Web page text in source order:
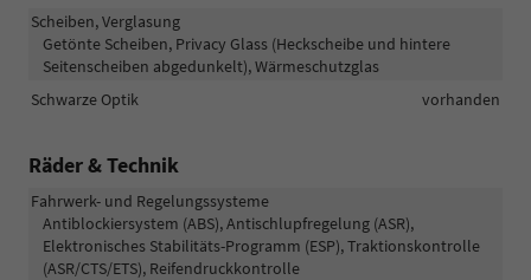
Scheiben, Verglasung
Getönte Scheiben, Privacy Glass (Heckscheibe und hintere
Seitenscheiben abgedunkelt), Wärmeschutzglas
Schwarze Optik
vorhanden
Räder & Technik
Fahrwerk- und Regelungssysteme
Antiblockiersystem (ABS), Antischlupfregelung (ASR),
Elektronisches Stabilitäts-Programm (ESP), Traktionskontrolle
(ASR/CTS/ETS), Reifendruckkontrolle